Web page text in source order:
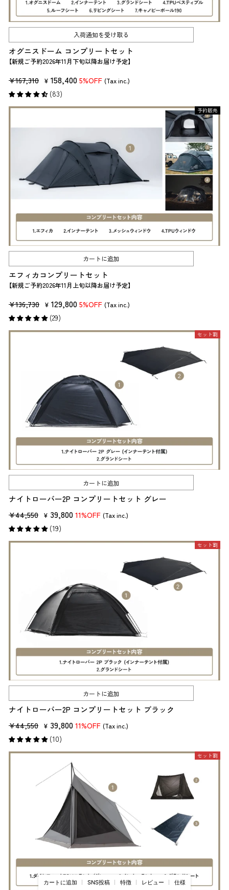
カートに追加 SNS投稿 特徴 レビュー 仕様
入荷通知を受け取る
オグニスドーム コンプリートセット
【新規ご予約2026年11月下旬以降お届け予定】
販
売
価
¥167,310 セ
ー
ル
格
¥ 158,400 5%OFF (Tax inc.)
(83)
予約販売
カートに追加
エフィカコンプリートセット
【新規ご予約2026年11月上旬以降お届け予定】
販
売
価
¥136,730 セ
ー
ル
¥ 129,800 5%OFF (Tax inc.)
(29)
セット割
カートに追加
ナイトローバー2P コンプリートセット グレー
販
売
価
¥44,550 セ
ー
ル
¥ 39,800 11%OFF (Tax inc.)
(19)
セット割
カートに追加
ナイトローバー2P コンプリートセット ブラック
販
売
価
¥44,550 セ
ー
ル
格
¥ 39,800 11%OFF (Tax inc.)
(10)
セット割